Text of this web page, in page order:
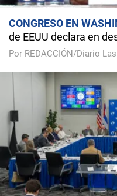
CONGRESO EN
de EEUU declara en
Por REDACCIÓN/Diario